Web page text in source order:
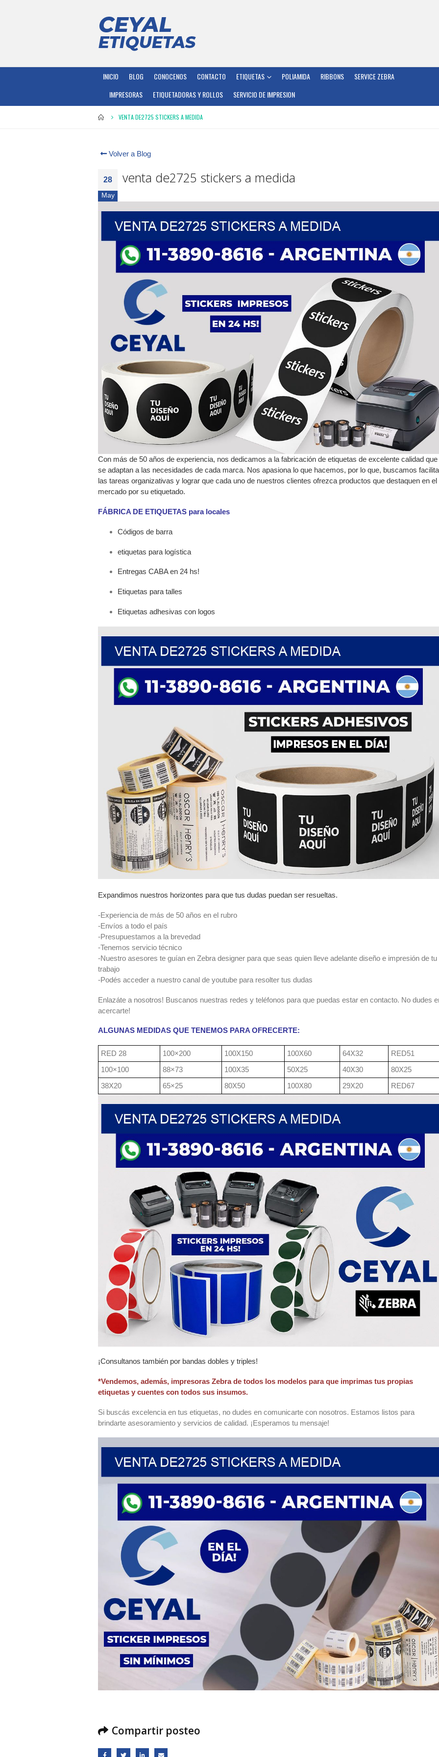
INICIO BLOG CONOCENOS CONTACTO ETIQUETAS POLIAMIDA RIBBONS
SERVICE ZEBRA
IMPRESORAS
ETIQUETADORAS Y ROLLOS SERVICIO DE IMPRESION
VENTA DE2725 STICKERS A MEDIDA
Volver a Blog
28
May
venta de2725 stickers a medida
Con más de 50 años de experiencia, nos dedicamos a la fabricación de etiquetas de excelente calidad que
se adaptan a las necesidades de cada marca. Nos apasiona lo que hacemos, por lo que, buscamos
las tareas organizativas y lograr que cada uno de nuestros clientes ofrezca productos que destaquen en el
mercado por su etiquetado.
FÁBRICA DE ETIQUETAS para locales
Códigos de barra
etiquetas para logística
Entregas CABA en 24 hs!
Etiquetas para talles
Etiquetas adhesivas con logos
Expandimos nuestros horizontes para que tus dudas puedan ser resueltas.
-Experiencia de más de 50 años en el rubro
-Envíos a todo el país
-Presupuestamos a la brevedad
-Tenemos servicio técnico
-Nuestro asesores te guían en Zebra designer para que seas quien lleve adelante diseño e impresión de tu
trabajo
-Podés acceder a nuestro canal de youtube para resolter tus dudas
Enlazáte a nosotros! Buscanos nuestras redes y teléfonos para que puedas estar en contacto. No dudes
acercarte!
ALGUNAS MEDIDAS QUE TENEMOS PARA OFRECERTE:
RED 28 100×200 100X150 100X60 64X32
RED51
100×100
88×73 100X35 50X25 40X30
80X25
38X20
65×25 80X50 100X80 29X20 RED67
¡Consultanos también por bandas dobles y triples!
*Vendemos, además, impresoras Zebra de todos los modelos para que imprimas tus propias
etiquetas y cuentes con todos sus insumos.
Si buscás excelencia en tus etiquetas, no dudes en comunicarte con nosotros. Estamos listos para
brindarte asesoramiento y servicios de calidad. ¡Esperamos tu mensaje!
Compartir posteo